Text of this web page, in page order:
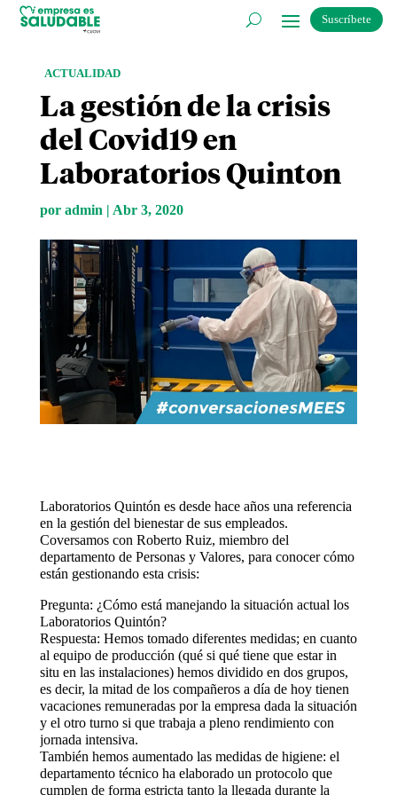
Suscríbete
ACTUALIDAD
La gestión de la crisis
del Covid19 en
Laboratorios Quinton
por admin | Abr 3, 2020
Laboratorios Quintón es desde hace años una referencia
en la gestión del bienestar de sus empleados.
Coversamos con Roberto Ruiz, miembro del
departamento de Personas y Valores, para conocer cómo
están gestionando esta crisis:
Pregunta: ¿Cómo está manejando la situación actual los
Laboratorios Quintón?
Respuesta: Hemos tomado diferentes medidas; en cuanto
al equipo de producción (qué si qué tiene que estar in
situ en las instalaciones) hemos dividido en dos grupos,
es decir, la mitad de los compañeros a día de hoy tienen
vacaciones remuneradas por la empresa dada la situación
y el otro turno si que trabaja a pleno rendimiento con
jornada intensiva.
También hemos aumentado las medidas de higiene: el
departamento técnico ha elaborado un protocolo que
cumplen de forma estricta tanto la llegada durante la